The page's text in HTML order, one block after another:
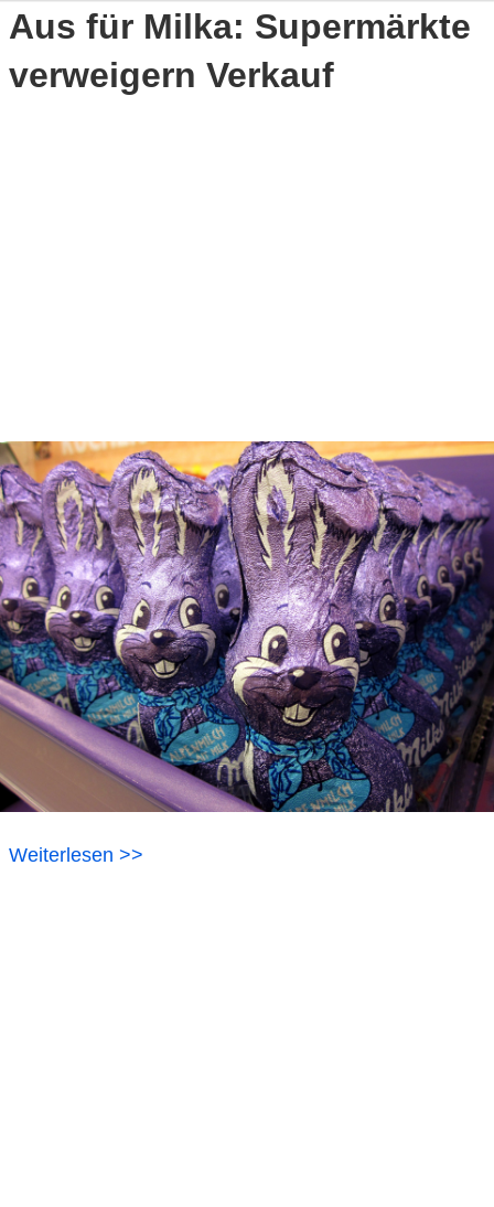
Aus für Milka: Supermärkte
verweigern Verkauf
Weiterlesen >>